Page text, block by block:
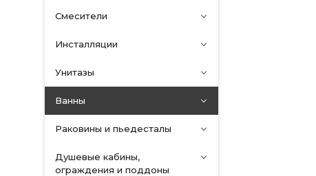
Смесители
Инсталляции
Унитазы
Ванны
Раковины и пьедесталы
Душевые кабины,
ограждения и поддоны